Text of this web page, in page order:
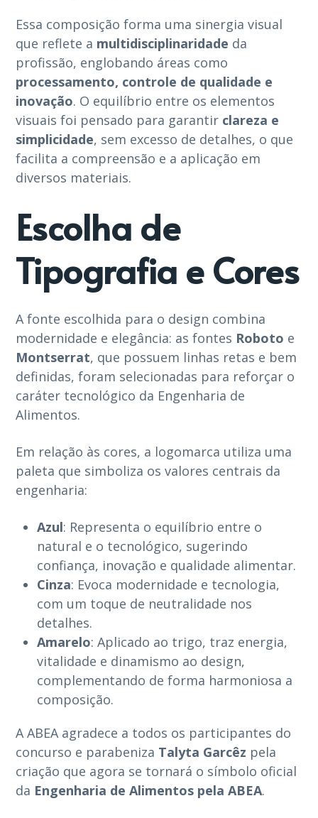
Essa composição forma uma sinergia visual
que reflete a multidisciplinaridade da
profissão, englobando áreas como
processamento, controle de qualidade e
inovação. O equilíbrio entre os elementos
visuais foi pensado para garantir clareza e
simplicidade, sem excesso de detalhes, o que
facilita a compreensão e a aplicação em
diversos materiais.
Escolha de
Tipografia e Cores
A fonte escolhida para o design combina
modernidade e elegância: as fontes Roboto e
Montserrat, que possuem linhas retas e bem
definidas, foram selecionadas para reforçar o
caráter tecnológico da Engenharia de
Alimentos.
Em relação às cores, a logomarca utiliza uma
paleta que simboliza os valores centrais da
engenharia:
Azul: Representa o equilíbrio entre o
natural e o tecnológico, sugerindo
confiança, inovação e qualidade alimentar.
Cinza: Evoca modernidade e tecnologia,
com um toque de neutralidade nos
detalhes.
Amarelo: Aplicado ao trigo, traz energia,
vitalidade e dinamismo ao design,
complementando de forma harmoniosa a
composição.
A ABEA agradece a todos os participantes do
concurso e parabeniza Talyta Garcêz pela
criação que agora se tornará o símbolo oficial
da Engenharia de Alimentos pela ABEA.